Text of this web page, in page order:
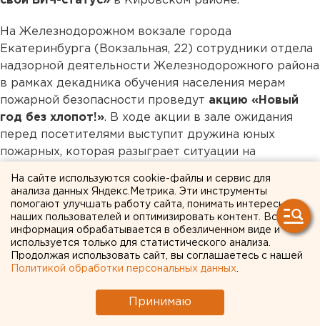
На Железнодорожном вокзале города
Екатеринбурга (Вокзальная, 22) сотрудники отдела
надзорной деятельности Железнодорожного района
в рамках декадника обучения населения мерам
пожарной безопасности проведут акцию «Новый
год без хлопот!». В ходе акции в зале ожидания
перед посетителями выступит дружина юных
пожарных, которая разыграет ситуации на
возникнуть пожар
Общество
На сайте используются cookie-файлы и сервис для
анализа данных Яндекс.Метрика. Эти инструменты
помогают улучшать работу сайта, понимать интересы
наших пользователей и оптимизировать контент. Вся
информация обрабатывается в обезличенном виде и
используется только для статистического анализа.
Продолжая использовать сайт, вы соглашаетесь с нашей
Политикой обработки персональных данных
Принимаю